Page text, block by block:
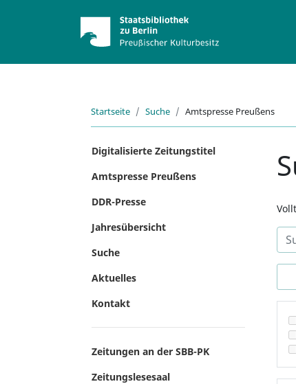
Startseite Suche Amtspresse Preußens
Digitalisierte Zeitungstitel
Amtspresse Preußens
DDR-Presse
Jahresübersicht
Suche
Aktuelles
Kontakt
Zeitungen an der SBB-PK
Zeitungslesesaal